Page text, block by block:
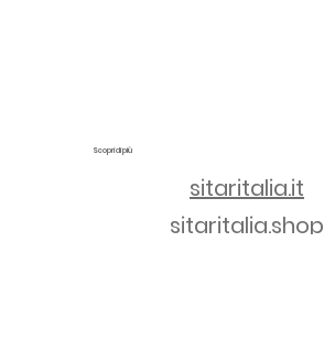
Scopri di più
sitaritalia.it
sitaritalia.shop